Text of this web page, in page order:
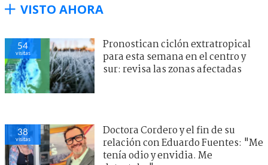
VISTO AHORA
54
visitas
Pronostican ciclón extratropical
para esta semana en el centro y
sur: revisa las zonas afectadas
38
visitas
Doctora Cordero y el fin de su
relación con Eduardo Fuentes: "Me
tenía odio y envidia. Me